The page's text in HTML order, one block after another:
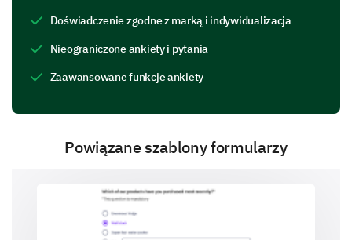
Doświadczenie zgodne z marką i indywidualizacja
Nieograniczone ankiety i pytania
Zaawansowane funkcje ankiety
Powiązane szablony formularzy